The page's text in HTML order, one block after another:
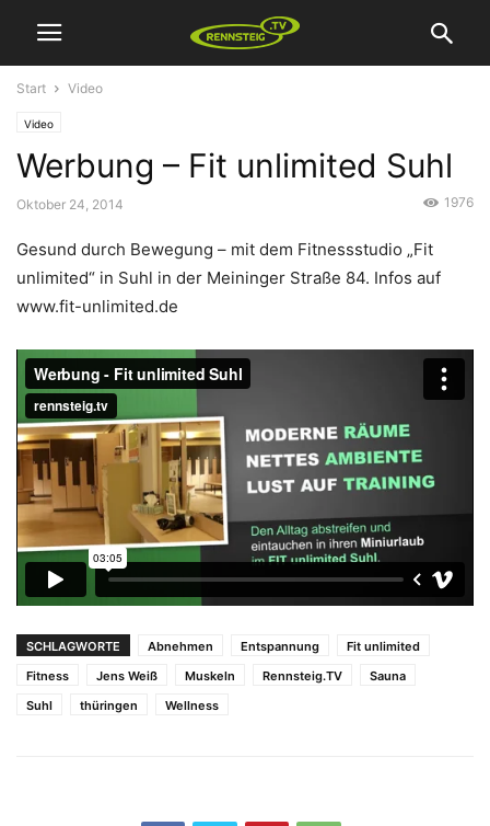
Start Video
Video
Werbung – Fit unlimited Suhl
Oktober 24, 2014 1976
Gesund durch Bewegung – mit dem Fitnessstudio „Fit
unlimited“ in Suhl in der Meininger Straße 84. Infos auf
www.fit-unlimited.de
SCHLAGWORTE Abnehmen Entspannung
Fit unlimited
Fitness
Jens Weiß Muskeln Rennsteig.TV
Sauna
Suhl
thüringen Wellness